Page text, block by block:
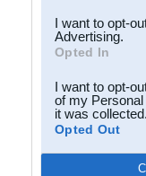
I want to opt-
Advertising.
Opted In
I want to opt-
of my
it was collected.
Opted Out